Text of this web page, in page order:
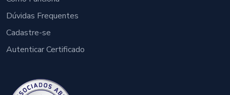
Dúvidas Frequentes
Cadastre-se
Autenticar Certificado